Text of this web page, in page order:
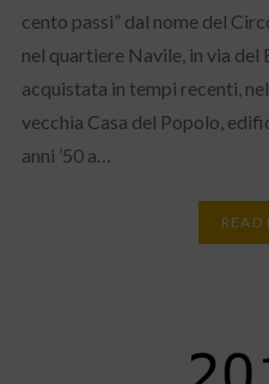
cento passi” dal nome del
nel quartiere Navile, in via del
acquistata in tempi recenti,
vecchia Casa del Popolo,
anni ’50 a…
READ